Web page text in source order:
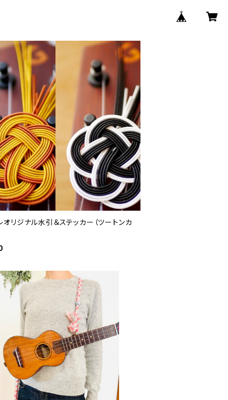
オリジナル水引＆ステッカー（ツートンカ